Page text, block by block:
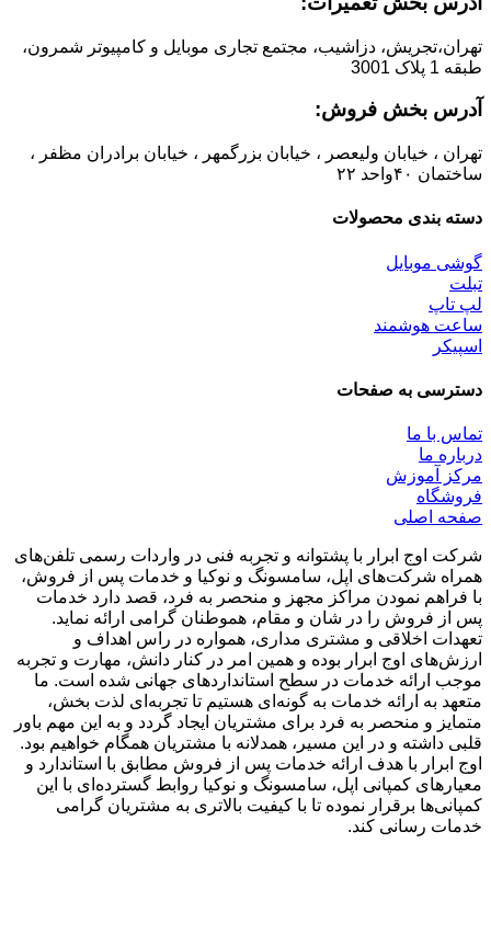
تهران،تجریش، دزاشیب، مجتمع تجاری موبایل و کامپیوتر شمرون،
طبقه 1 پلاک 3001
آدرس بخش فروش:
تهران ، خیابان ولیعصر ، خیابان بزرگمهر ، خیابان برادران مظفر ،
ساختمان ۴۰واحد ۲۲
دسته بندی محصولات
گوشی موبایل
تبلت
لپ تاپ
ساعت هوشمند
اسپیکر
دسترسی به صفحات
تماس با ما
درباره ما
مرکز آموزش
فروشگاه
صفحه اصلی
شرکت اوج ابرار با پشتوانه و تجربه فنی در واردات رسمی تلفن‌های
همراه شرکت‌های اپل، سامسونگ و نوکیا و خدمات پس از فروش،
با فراهم نمودن مراکز مجهز و منحصر به فرد، قصد دارد خدمات
پس از فروش را در شان و مقام، هموطنان گرامی ارائه نماید.
تعهدات اخلاقی و مشتری مداری، همواره در راس اهداف و
ارزش‌های اوج ابرار بوده و همین امر در کنار دانش، مهارت و تجربه
موجب ارائه خدمات در سطح استاندارد‌های جهانی شده است. ما
متعهد به ارائه خدمات به گونه‌ای هستیم تا تجربه‌ای لذت بخش،
متمایز و منحصر به فرد برای مشتریان ایجاد گردد و به این مهم باور
قلبی داشته و در این مسیر، همدلانه با مشتریان همگام خواهیم بود.
اوج ابرار با هدف ارائه خدمات پس از فروش مطابق با استاندارد و
معیارهای کمپانی اپل، سامسونگ و نوکیا روابط گسترده‌ای با این
کمپانی‌ها برقرار نموده تا با کیفیت بالاتری به مشتریان گرامی
خدمات رسانی کند.